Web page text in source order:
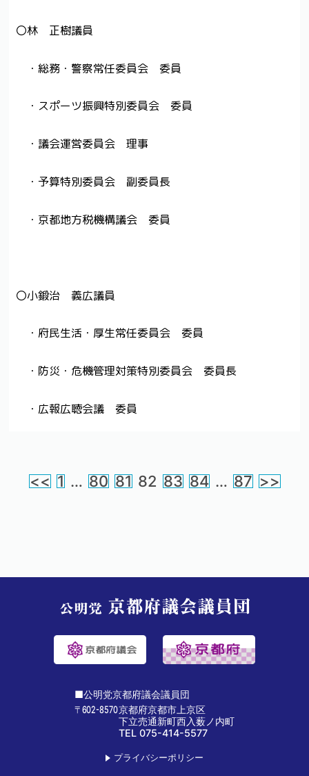
〇林 正樹議員
・総務・警察常任委員会 委員
・スポーツ振興特別委員会 委員
・議会運営委員会 理事
・予算特別委員会 副委員長
・京都地方税機構議会 委員
〇小鍛治 義広議員
・府民生活・厚生常任委員会 委員
・防災・危機管理対策特別委員会 委員長
・広報広聴会議 委員
<< 1 … 80 81 82 83 84 … 87 >>
■公明党京都府議会議員団
〒602-8570京都府京都市上京区
下立売通新町西入薮ノ内町
TEL 075-414-5577
プライバシーポリシー